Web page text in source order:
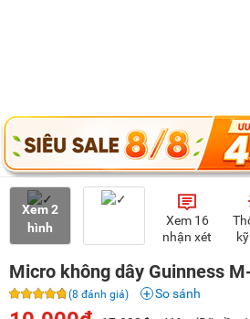
Xem 2
hình
Xem 16
nhận xét
Micro không dây Guinness
(8 đánh giá) So sánh